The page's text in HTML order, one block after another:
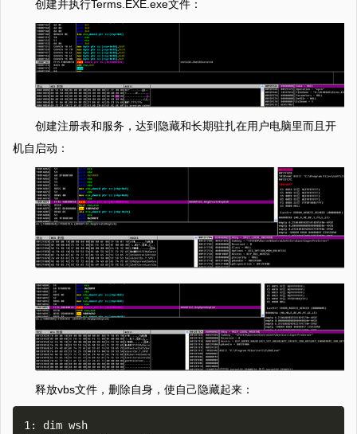
创建并执行Terms.EXE.exe文件：
创建注册表和服务，达到隐藏和长期驻扎在用户电脑里而且开
机自启动：
释放vbs文件，删除自身，使自己隐藏起来：
1: dim wsh